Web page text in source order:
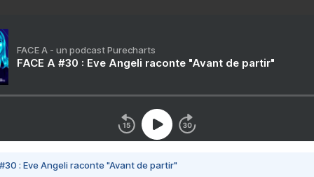
FACE A - un podcast Purecharts
FACE A #30 : Eve Angeli raconte "Avant de partir"
#30 : Eve Angeli raconte "Avant de partir"